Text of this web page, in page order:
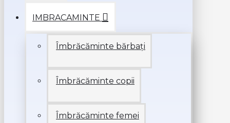
IMBRACAMINTE
Îmbrăcăminte bărbați
Îmbrăcăminte copii
Îmbrăcăminte femei